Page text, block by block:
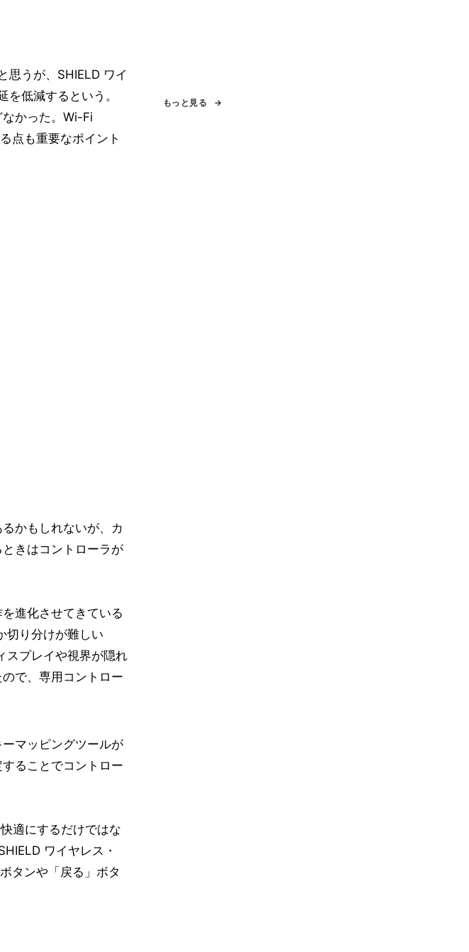
思うが、SHIELD ワイ
低減するという。
かった。Wi-Fi
点も重要なポイント
かもしれないが、カ
きはコントローラが
進化させてきている
切り分けが難しい
スプレイや視界が隠れ
で、専用コントロー
マッピングツールが
ることでコントロー
適にするだけではな
ワイヤレス・
タンや「戻る」ボタ
もっと見る